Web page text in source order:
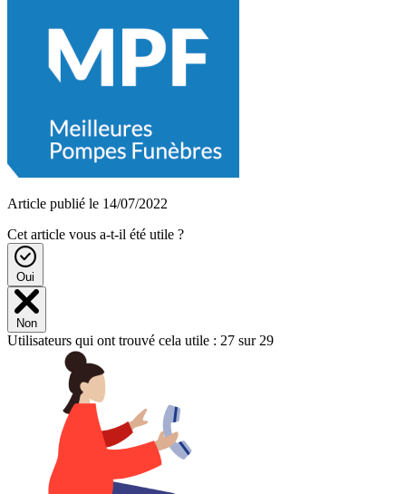
Article publié le 14/07/2022
Cet article vous a-t-il été utile ?
Oui
Non
Utilisateurs qui ont trouvé cela utile : 27 sur 29